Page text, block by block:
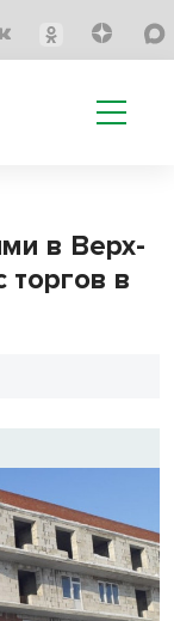
в Верх-
торгов в